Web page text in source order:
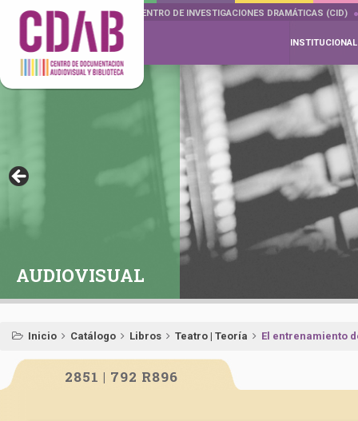
DOCUMENTA DRAMÁTICAS CENTRO DE INVESTIGACIONES DRAMÁTICAS (CID)
INSTITUCIONAL
AUDIOVISUAL
Inicio Catálogo Libros Teatro | Teoría El entrenamiento
2851 | 792 R896